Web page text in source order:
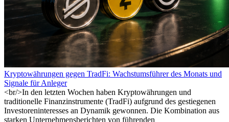
Kryptowährungen gegen TradFi: Wachstumsführer des Monats und
Signale für Anleger
<br/>In den letzten Wochen haben Kryptowährungen und
traditionelle Finanzinstrumente (TradFi) aufgrund des gestiegenen
Investoreninteresses an Dynamik gewonnen. Die Kombination aus
starken Unternehmensberichten von führenden